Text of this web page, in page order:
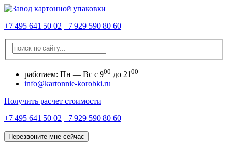
+7 495 641 50 02 +7 929 590 80 60
работаем: Пн — Вс с 900 до 21 00
info@kartonnie-korobki.ru
Получить расчет стоимости
+7 495 641 50 02 +7 929 590 80 60
Перезвоните мне сейчас